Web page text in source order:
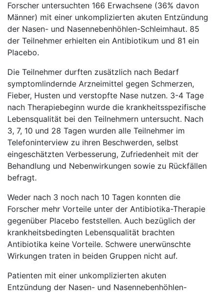
Forscher untersuchten 166 Erwachsene (36% davon
Männer) mit einer unkomplizierten akuten Entzündung
der Nasen- und Nasennebenhöhlen-Schleimhaut. 85
der Teilnehmer erhielten ein Antibiotikum und 81 ein
Placebo.
Die Teilnehmer durften zusätzlich nach Bedarf
symptomlindernde Arzneimittel gegen Schmerzen,
Fieber, Husten und verstopfte Nase nutzen. 3-4 Tage
nach Therapiebeginn wurde die krankheitsspezifische
Lebensqualität bei den Teilnehmern untersucht. Nach
3, 7, 10 und 28 Tagen wurden alle Teilnehmer im
Telefoninterview zu ihren Beschwerden, selbst
eingeschätzten Verbesserung, Zufriedenheit mit der
Behandlung und Nebenwirkungen sowie zu Rückfällen
befragt.
Weder nach 3 noch nach 10 Tagen konnten die
Forscher mehr Vorteile unter der Antibiotika-Therapie
gegenüber Placebo feststellen. Auch bezüglich der
krankheitsbedingten Lebensqualität brachten
Antibiotika keine Vorteile. Schwere unerwünschte
Wirkungen traten in beiden Gruppen nicht auf.
Patienten mit einer unkomplizierten akuten
Entzündung der Nasen- und Nasennebenhöhlen-